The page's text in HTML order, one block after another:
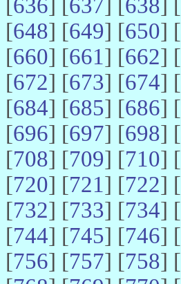
[636] [637] [638] [
[648] [649] [650] [
[660] [661] [662] [
[672] [673] [674] [
[684] [685] [686] [
[696] [697] [698] [
[708] [709] [710] [
[720] [721] [722] [
[732] [733] [734] [
[744] [745] [746] [
[756] [757] [758] [